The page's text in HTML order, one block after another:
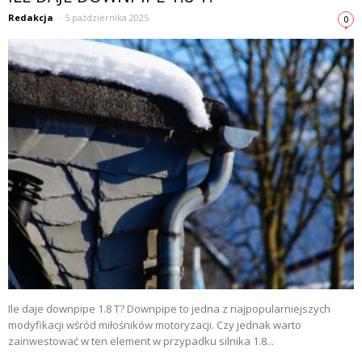
Redakcja - 5 października 2025 0
Ile daje downpipe 1.8 T? Downpipe to jedna z najpopularniejszych
modyfikacji wśród miłośników motoryzacji. Czy jednak warto
zainwestować w ten element w przypadku silnika 1.8...